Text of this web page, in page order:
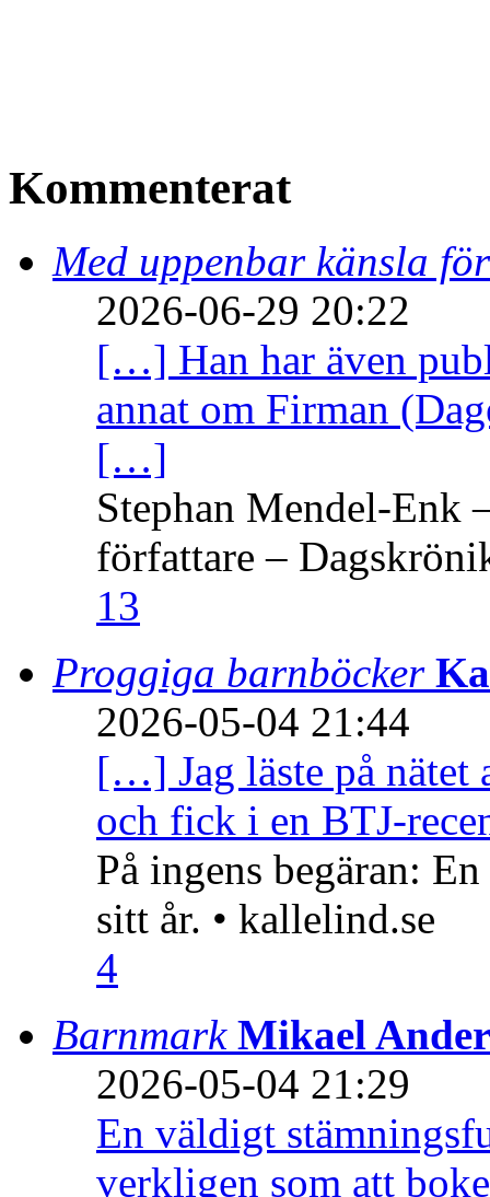
Kommenterat
Med uppenbar känsla
2026-06-29 20:22
[…] Han har även
annat om Firman
[…]
Stephan Mendel-Enk
författare –
13
Proggiga barnböcker
2026-05-04 21:44
[…] Jag läste på nätet
och fick i en BTJ-
På ingens begäran:
sitt år. • kallelind.se
4
Barnmark Mikael
2026-05-04 21:29
En väldigt
verkligen som att